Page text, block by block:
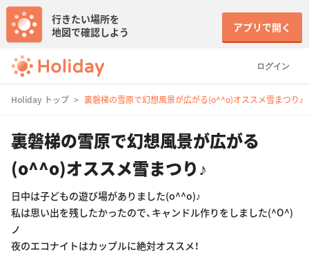
ログイン
行きたい場所を
地図で確認しよう
アプリで開く
Holiday トップ 裏磐梯の雪原で幻想風景が広がる(o^^o)オススメ雪まつり♪
裏磐梯の雪原で幻想風景が広がる
(o^^o)オススメ雪まつり♪
日中は子どもの遊び場がありました(o^^o)♪
私は思い出を残したかったので、キャンドル作りをしました(^O^)
ノ
夜のエコナイトはカップルに絶対オススメ！